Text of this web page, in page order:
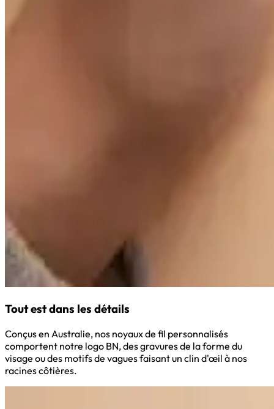
Tout est dans les détails
Conçus en Australie, nos noyaux de fil personnalisés
comportent notre logo BN, des gravures de la forme du
visage ou des motifs de vagues faisant un clin d'œil à nos
racines côtières.